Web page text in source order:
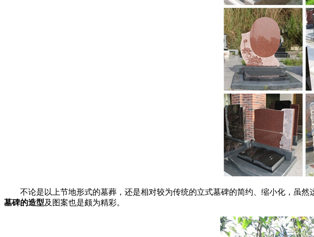
不论是以上节地形式的墓葬，还是相对较为传统的立式墓碑的简约、缩小化，虽
墓碑的造型及图案也是颇为精彩。